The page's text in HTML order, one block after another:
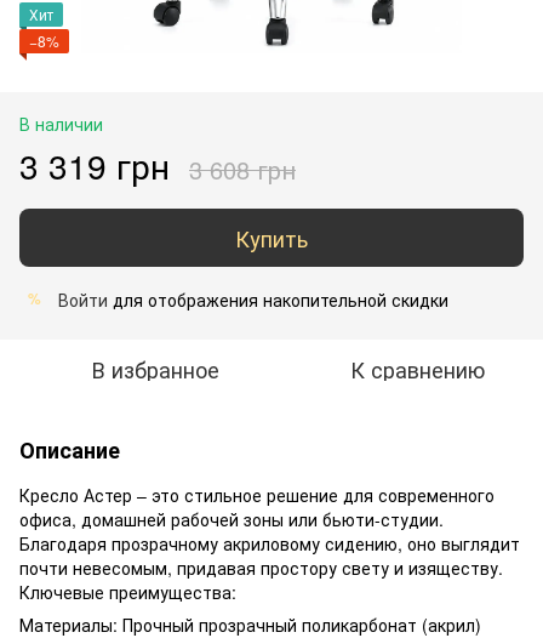
Хит
−8%
В наличии
3 319 грн 3 608 грн
Купить
% Войти для отображения накопительной скидки
В избранное К сравнению
Описание
Кресло Астер – это стильное решение для современного
офиса, домашней рабочей зоны или бьюти-студии.
Благодаря прозрачному акриловому сидению, оно выглядит
почти невесомым, придавая простору свету и изяществу.
Ключевые преимущества:
Материалы: Прочный прозрачный поликарбонат (акрил)